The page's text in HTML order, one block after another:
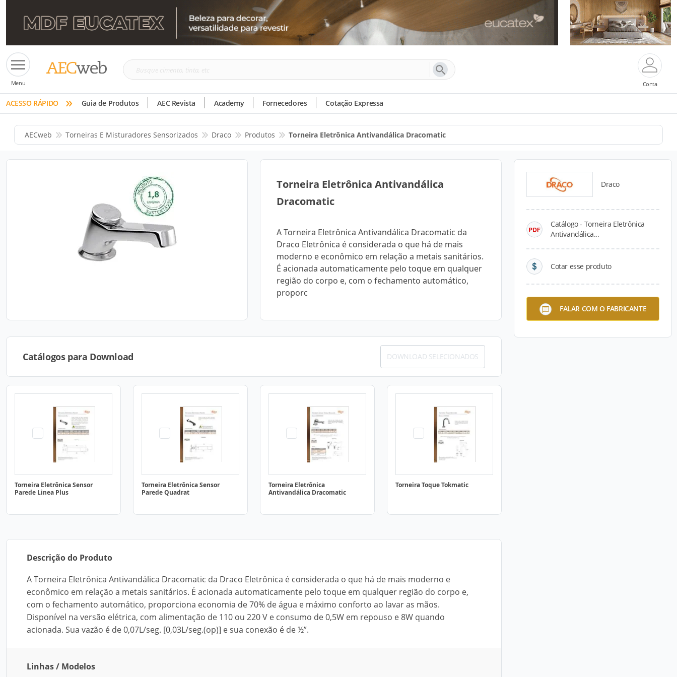
Menu
Busque
tinta,
etc
Conta
ACESSO RÁPIDO » Guia de Produtos AEC Revista Academy Fornecedores Cotação Expressa
AECweb Torneiras E Misturadores Sensorizados Draco Produtos Torneira Eletrônica Antivandálica Dracomatic
Torneira Eletrônica Antivandálica
Dracomatic
A Torneira Eletrônica Antivandálica Dracomatic da
Draco Eletrônica é considerada o que há de mais
moderno e econômico em relação a metais sanitários.
É acionada automaticamente pelo toque em qualquer
região do corpo e, com o fechamento automático,
proporc
Draco
Catálogo - Torneira Eletrônica
Antivandálica...
Cotar esse produto
FALAR COM O FABRICANTE
Catálogos para Download DOWNLOAD SELECIONADOS
Torneira Eletrônica Sensor
Parede Linea Plus
Torneira Eletrônica Sensor
Parede Quadrat
Torneira Eletrônica
Antivandálica Dracomatic
Torneira Toque Tokmatic
Descrição do Produto
A Torneira Eletrônica Antivandálica Dracomatic da Draco Eletrônica é considerada o que há de mais moderno e
econômico em relação a metais sanitários. É acionada automaticamente pelo toque em qualquer região do corpo e,
com o fechamento automático, proporciona economia de 70% de água e máximo conforto ao lavar as mãos.
Disponível na versão elétrica, com alimentação de 110 ou 220 V e consumo de 0,5W em repouso e 8W quando
acionada. Sua vazão é de 0,07L/seg. [0,03L/seg.(op)] e sua conexão é de ½”.
Linhas / Modelos